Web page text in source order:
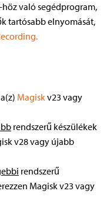
való segédprogram,
tartósabb elnyomását,
Magisk v23 vagy
rendszerű készülékek
v28 vagy újabb
rendszerű
Magisk v23 vagy